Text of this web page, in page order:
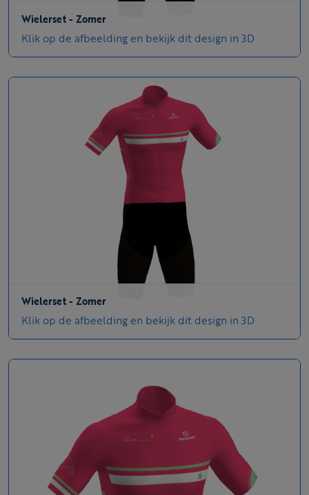
Wielerset - Zomer
Klik op de afbeelding en bekijk dit design in 3D
Wielerset - Zomer
Klik op de afbeelding en bekijk dit design in 3D